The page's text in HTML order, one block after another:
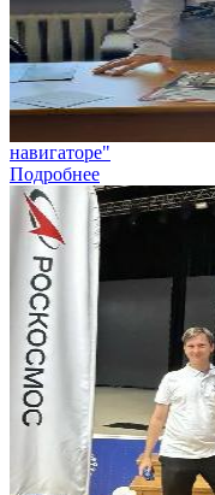
навигаторе"
Подробнее